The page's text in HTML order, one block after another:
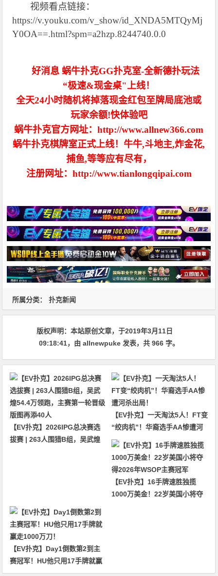
视频看点链接：
https://v.youku.com/v_show/id_XNDA5MTQyMj
Y0OA==.html?spm=a2hzp.8244740.0.0
好消息 蜗牛扑克GG扑克室-全新德扑玩法
“极速&现金桌"上线！
全天24小时随机将掉落现金红包至牌局底池或
玩家余额!快体验吧
蜗牛扑克官方网址：http://www.allnew366.com
蜗牛扑克棋牌室正式上线！牛牛,斗地主,炸金花,
捕鱼,等等应有尽有，
注册网址：http://www.tianlongqipai.com
所属分类： 扑克新闻
版权声明：本站原创文章，于2019年3月11日
09:18:41，由allnewpuke 发表，共 966 字。
【EV扑克】2026IPG总决赛选
拔赛 | 263人围猎B组，吴武煌
【EV扑克】一天淘汰5人！FT变
“绞肉机”！华裔选手AA惨遭河
杀出局！
【EV扑克】16手牌速胜独揽
1000万美金！22岁美国小将夺
【EV扑克】Day1倒数第2到主
赛冠军！HU他只用17手牌就赢
走1000万刀！